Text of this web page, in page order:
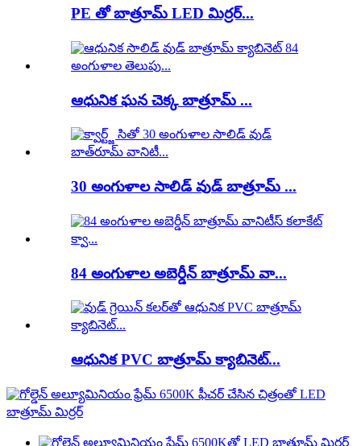
PE తో బాత్రూమ్ LED మిర్రర్...
ఆధునిక ఘన చెక్క బాత్రూమ్ ...
30 అంగుళాల సాలిడ్ వుడ్ బాత్రూమ్ ...
84 అంగుళాల అబెర్డీన్ బాత్రూమ్ వా...
ఆధునిక PVC బాత్రూమ్ క్యాబినెట్...